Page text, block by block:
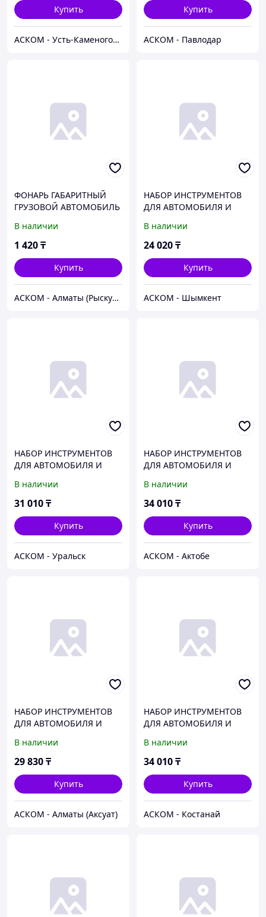
Купить
АСКОМ - Усть-Каменогорск
Купить
АСКОМ - Павлодар
ФОНАРЬ ГАБАРИТНЫЙ
ГРУЗОВОЙ АВТОМОБИЛЬ
(СВЕТОДИОД) АЭК
В наличии
1 420₸
Купить
АСКОМ - Алматы (Рыскулова)
НАБОР ИНСТРУМЕНТОВ
ДЛЯ АВТОМОБИЛЯ И
ПРЕДМЕТОВ МАСТЕР
БЕЛАВТОКОМПЛЕКТ
В наличии
24 020₸
Купить
АСКОМ - Шымкент
НАБОР ИНСТРУМЕНТОВ
ДЛЯ АВТОМОБИЛЯ И
ПРЕДМЕТОВ PRO
БЕЛАВТОКОМПЛЕКТ
В наличии
31 010₸
Купить
АСКОМ - Уральск
НАБОР ИНСТРУМЕНТОВ
ДЛЯ АВТОМОБИЛЯ И
ПРЕДМЕТОВ PRO
БЕЛАВТОКОМПЛЕКТ
В наличии
34 010₸
Купить
АСКОМ - Актобе
НАБОР ИНСТРУМЕНТОВ
ДЛЯ АВТОМОБИЛЯ И
ПРЕДМЕТА PRO
БЕЛАВТОКОМПЛЕКТ
В наличии
29 830₸
Купить
АСКОМ - Алматы (Аксуат)
НАБОР ИНСТРУМЕНТОВ
ДЛЯ АВТОМОБИЛЯ И
ПРЕДМЕТОВ PRO
БЕЛАВТОКОМПЛЕКТ
В наличии
34 010₸
Купить
АСКОМ - Костанай